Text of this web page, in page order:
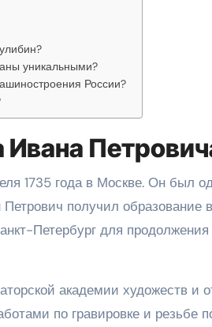
уникальными?
России?
1735 года в Москве. Он был
получил образование
Петербург для
академии художеств и
по гравировке и резьбе